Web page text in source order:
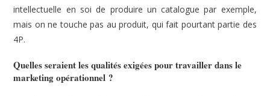
intellectuelle en soi de produire un catalogue par exemple,
mais on ne touche pas au produit, qui fait pourtant partie des
4P.
Quelles seraient les qualités exigées pour travailler dans le
marketing opérationnel ?